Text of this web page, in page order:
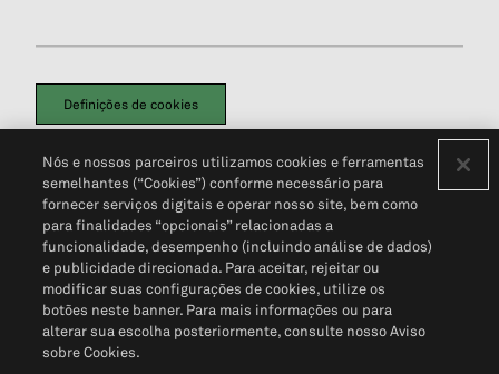
Definições de cookies
Política de PrivacidadePortal de privacidade do cliente (em inglês)
Não Venda Minhas Informações Pessoais© 2026 S&P Global
Nós e nossos parceiros utilizamos cookies e ferramentas
semelhantes (“Cookies”) conforme necessário para
fornecer serviços digitais e operar nosso site, bem como
para finalidades “opcionais” relacionadas a
funcionalidade, desempenho (incluindo análise de dados)
e publicidade direcionada. Para aceitar, rejeitar ou
modificar suas configurações de cookies, utilize os
botões neste banner. Para mais informações ou para
alterar sua escolha posteriormente, consulte nosso Aviso
sobre Cookies.